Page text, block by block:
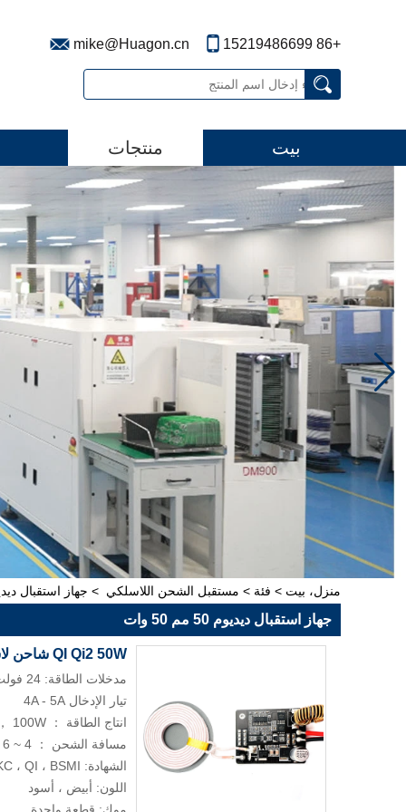
+86 15219486699
mike@Huagon.cn
بيت منتجات
منزل، بيت > فئة > مستقبل الشحن اللاسلكي > جهاز استقبال ديديوم 50
جهاز استقبال ديديوم 50 مم 50 وات
QI Qi2 50W شاحن لاسلكي سريع 50W تخصيص وحدة استقبال الشحن اللاسلكي
مدخلات الطاقة: 24 فولت - 36 فولت
تيار الإدخال 4A - 5A
انتاج الطاقة ： 50W ， 100W
مسافة الشحن ： 4 ~ 6 مم
الشهادة: RoHs ، REACH ، FCC ، KC ، QI ، BSMI.
اللون: أبيض ، أسود